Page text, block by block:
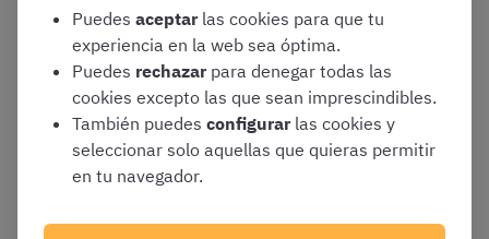
especialidad. En el ámbito de la formación
continuada se suelen tener en cuenta cursos
impartidos por los propios Servicios de Salud
y por otros organismos acreditados
Otros méritos:el conocimiento de idiomas
distintos a las lenguas oficiales de las CC.AA.
puede ser también valorado
Puedes aceptar las cookies para que tu
experiencia en la web sea óptima.
Puedes rechazar para denegar todas las
cookies excepto las que sean imprescindibles.
También puedes configurar las cookies y
seleccionar solo aquellas que quieras permitir
en tu navegador.